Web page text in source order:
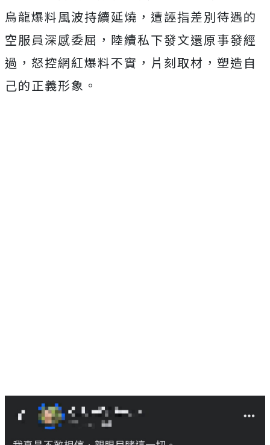
烏龍爆料風波持續延燒，遭誣指差別待遇的
空服員深感委屈，陸續私下發文還原事發經
過，怒控網紅爆料不實，片刻取材，塑造自
己的正義形象。